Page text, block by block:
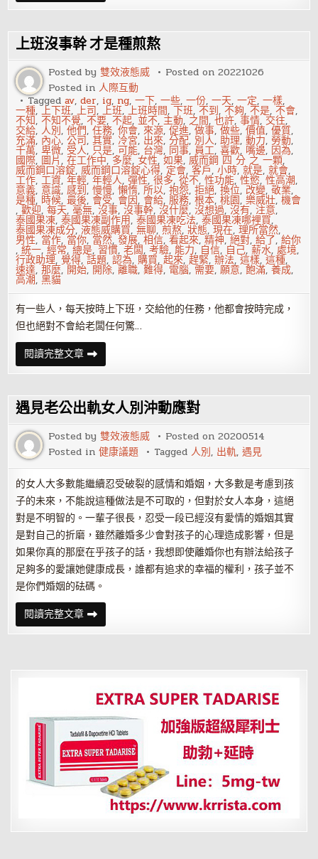
人
總
盯
著
薪
水
否
則
你
也
只
值
那
些
錢
上班沒事幹 才是種煎熬
Posted by雙效液態威 Posted on20221026
Posted in人際互動
Taggedav,der, ig, ng,一下,一些,一份,一天,一定,一樣,
一種,上下班,上司,上班,上班時間,下班,不到,不夠,不是,不會,
不知,不知不覺,不要,不起,並不,主動, 之間,也許,事情, 交往,
交給,人別,他們,任務,你會,來源,促進,做事,做些,價值,優質,
充滿, 內心,公司,其實, 冷宮, 出來,分配, 別人,助理,動力, 勞動,
千萬,卑微, 受人, 只是,可能, 台灣, 同事, 員工,喜歡, 嘴邊, 因為,
國際, 圖片,在工作中, 多麼,女性,如果,威而鋼 四 分 之 一顆,
威而鋼口溶錠,威而鋼口溶錠心得, 定會,客戶,小時,就是,就會,
工作,工資,年輕,年輕人,彈性,很多,從不,性功能,性慾,性高潮,
意義, 意識,感到,慢慢,懶惰,所以,抱怨,拒絕,換位, 改變,敬業,
是種, 時候,最後, 會受, 會因, 會給,服務,根本,桃園,樂威壯,機會
,歡迎,每天,毫無,沒事,沒事幹,沒什麼,沒想過,沒有, 注意,
泰國果凍,泰國果凍副作用,泰國果凍吃法,泰國果凍哪裡買,
泰國果凍成分,液態威購買,無聊,煎熬,狀態,現在,理所當然,
男性, 當作, 當你, 當然,發展,相信,看起來,精神,絕對,給了,給你
,統一,經常,總是,習慣,老闆,考驗, 能力, 自信, 自己,薪水, 處境,
行政助理, 覺得,話題,認為,購買,起來,趕緊,辦法,這樣,這種,
速達,那麼, 開始, 開除,離職,難得, 電腦,需要,願意,飽滿,養成,
高潮,黑貓
有一些人，每天按時上下班，交給他的任務，他都會按時完成，
但也絕對不會給老闆任何驚…
閱讀完整文章上
班
沒
幹
才
是
種
煎
熬
遇見老公出軌女人別沖動應對
Posted by雙效液態威 Posted on20200514
Posted in健康議題 Tagged人別, 出軌,遇見
的女人大多數能繼續忍受破裂的感情和婚姻，大多數是考慮到孩
子的未來，不能說這種做法是不可取的，但對於女人本身，這絕
對是不明智的。一輩子很長，忍受一段已經沒有愛情的婚姻其實
是對自己的折磨，雖然離婚多少會對孩子的心理造成影響，但是
如果你真的那麼在乎孩子的話，我想即使離婚你也有辦法給孩子
足夠多的愛讓她健康成長，誰都有追求的幸福的權利，孩子並不
是你們婚姻的砝碼。
閱讀完整文章遇
見
老
女
沖
動
應
對